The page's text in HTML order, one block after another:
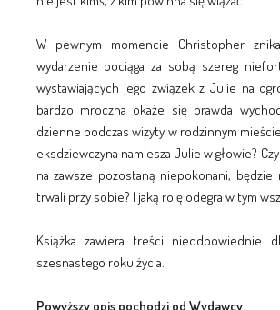
W pewnym momencie Christopher
wydarzenie pociąga za sobą szereg
wystawiających jego związek z Julie na
bardzo mroczna okaże się prawda
dzienne podczas wizyty w rodzinnym
eksdziewczyna namiesza Julie w głowie?
na zawsze pozostaną niepokonani, będzie
trwali przy sobie? I jaką rolę odegra w tym
Książka zawiera treści nieodpowiednie
szesnastego roku życia.
Powyższy opis pochodzi od Wydawcy.